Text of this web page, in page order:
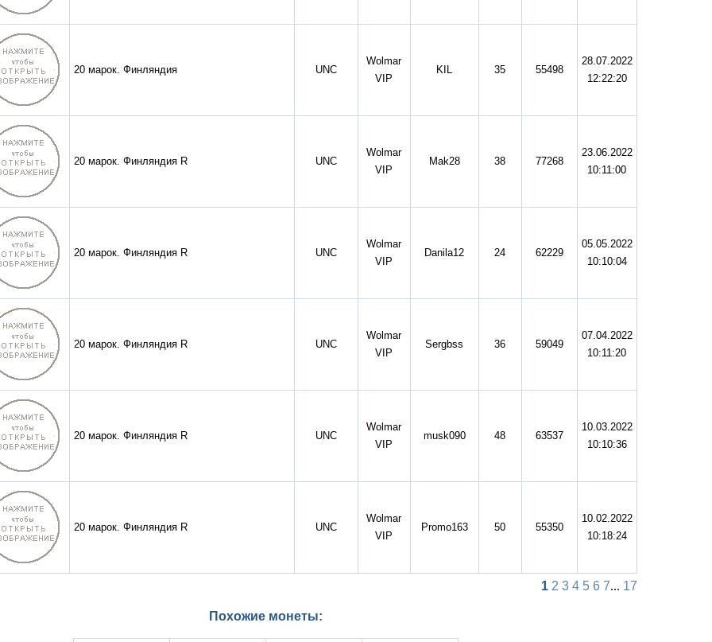
20 марок. Финляндия UNC
Wolmar
VIP
KIL 35 55498
28.07.2022
12:22:20
20 марок. Финляндия R UNC
Wolmar
VIP
Mak28 38 77268
23.06.2022
10:11:00
20 марок. Финляндия R UNC
Wolmar
VIP
Danila12 24 62229
05.05.2022
10:10:04
20 марок. Финляндия R UNC
Wolmar
VIP
Sergbss 36 59049
07.04.2022
10:11:20
20 марок. Финляндия R UNC
Wolmar
VIP
musk090 48 63537
10.03.2022
10:10:36
20 марок. Финляндия R UNC
Wolmar
VIP
Promo163 50 55350
10.02.2022
10:18:24
1 2 3 4 5 6 7... 17
Похожие монеты: